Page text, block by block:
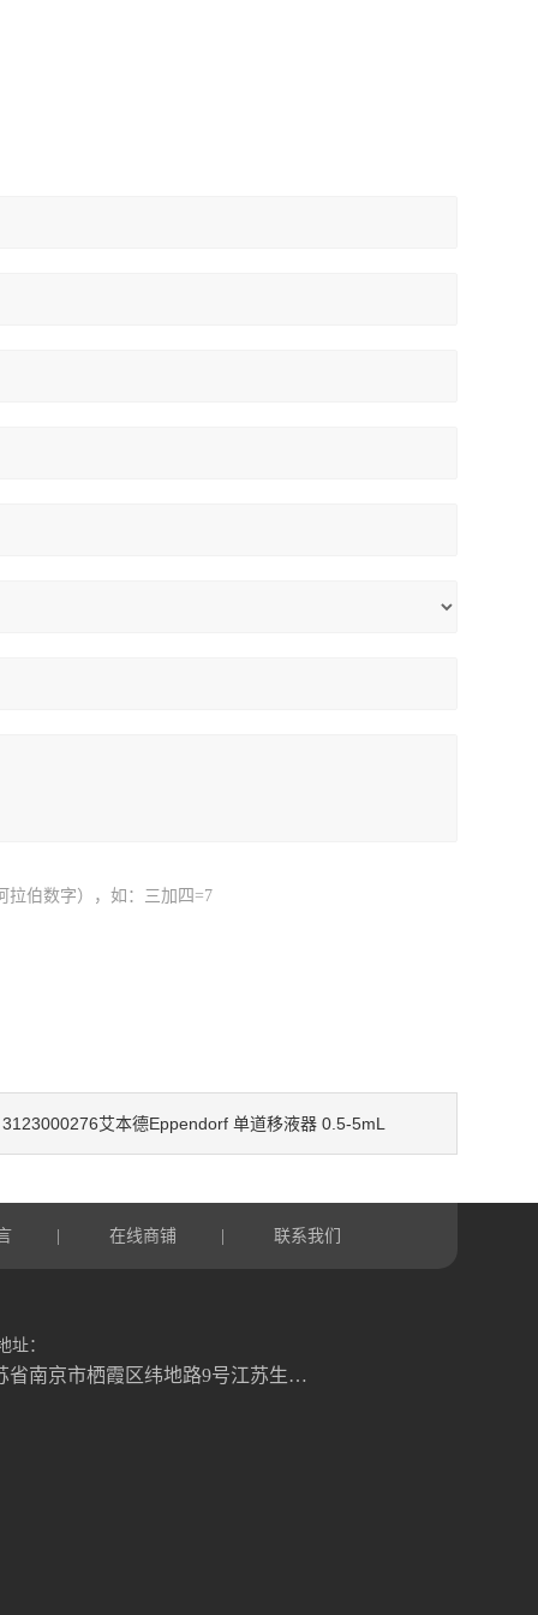
拉伯数字），如：三加四=7
3123000276艾本德Eppendorf 单道移液器 0.5-5mL
在线商铺 联系我们
址：
江苏省南京市栖霞区纬地路9号江苏生命科技创新园B3幢